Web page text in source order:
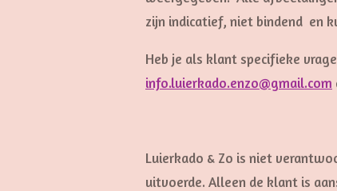
zijn indicatief, niet bindend en
Heb je als klant specifieke
info.luierkado.enzo@gmail.com
Luierkado & Zo is niet
uitvoerde. Alleen de klant is